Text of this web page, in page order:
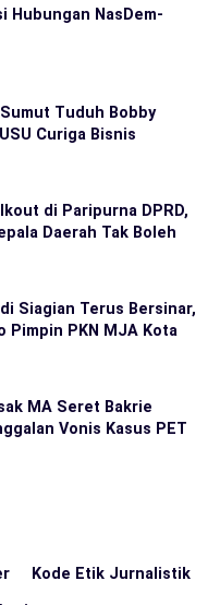
Hubungan NasDem-
Tuduh Bobby
Curiga Bisnis
di Paripurna DPRD,
Daerah Tak Boleh
Siagian Terus Bersinar,
Pimpin PKN MJA Kota
MA Seret Bakrie
Vonis Kasus PET
Kode Etik Jurnalistik